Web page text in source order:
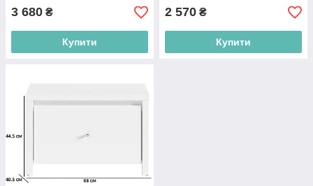
3 680 ₴
Купити
2 570 ₴
Купити